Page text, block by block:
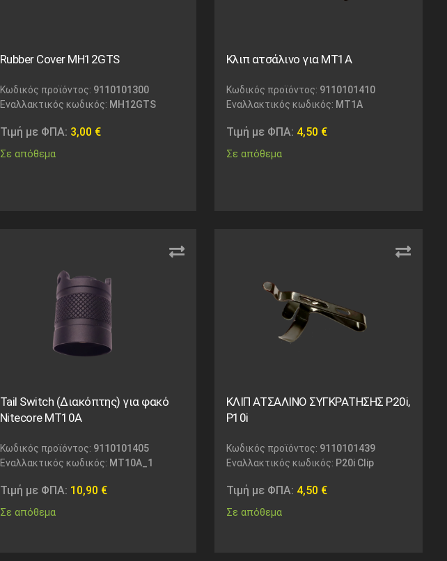
Rubber Cover MH12GTS
Κωδικός προϊόντος: 9110101300
Εναλλακτικός κωδικός: MH12GTS
Τιμή με ΦΠΑ: 3,00 €
Σε απόθεμα
Κλιπ ατσάλινο για MT1A
Κωδικός προϊόντος: 9110101410
Εναλλακτικός κωδικός: MT1A
Τιμή με ΦΠΑ: 4,50 €
Σε απόθεμα
Tail Switch (Διακόπτης) για φακό
Nitecore MT10A
Κωδικός προϊόντος: 9110101405
Εναλλακτικός κωδικός: MT10A_1
Τιμή με ΦΠΑ: 10,90 €
Σε απόθεμα
ΚΛΙΠ ΑΤΣΑΛΙΝΟ ΣΥΓΚΡΑΤΗΣΗΣ P20i,
P10i
Κωδικός προϊόντος: 9110101439
Εναλλακτικός κωδικός: P20i Clip
Τιμή με ΦΠΑ: 4,50 €
Σε απόθεμα